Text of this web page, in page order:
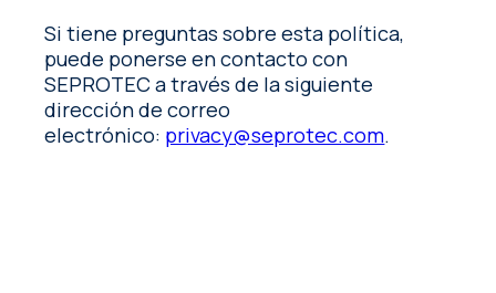
Si tiene preguntas sobre esta política,
puede ponerse en contacto con
SEPROTEC a través de la siguiente
dirección de correo
electrónico: privacy@seprotec.com.